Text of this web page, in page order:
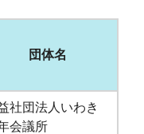
団体名
社団法人いわき
会議所